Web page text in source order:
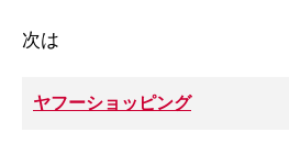
次は
ヤフーショッピング